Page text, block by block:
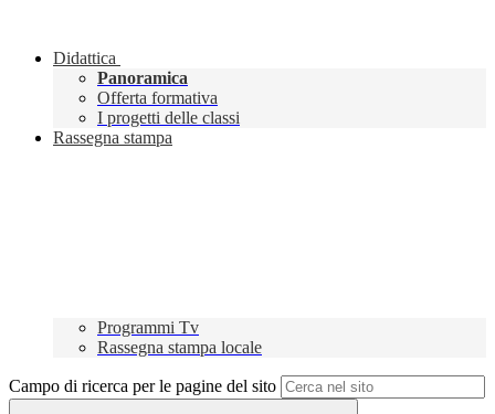
Didattica
Panoramica
Offerta formativa
I progetti delle classi
Rassegna stampa
Programmi Tv
Rassegna stampa locale
Campo di ricerca per le pagine del sito